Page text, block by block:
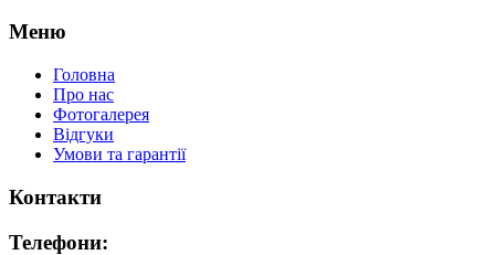
Меню
Головна
Про нас
Фотогалерея
Відгуки
Умови та гарантії
Контакти
Телефони: